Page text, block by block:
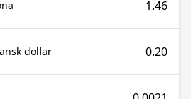
1.46
dollar 0.20